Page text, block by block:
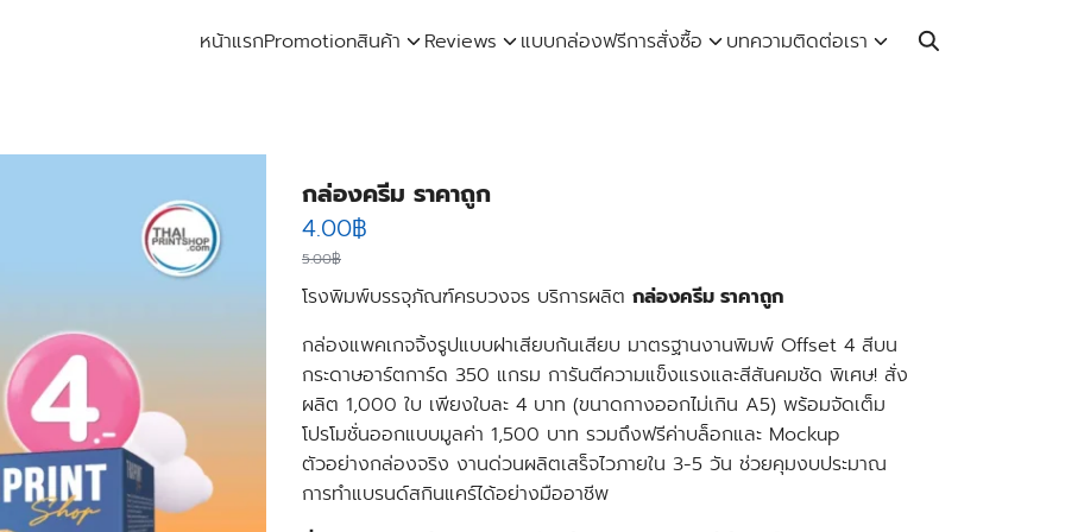
หน้าแรกPromotionสินค้า Reviews แบบกล่องฟรีการสั่งซื้อ บทความติดต่อเรา
กล่องครีม ราคาถูก
5.00฿
Original
price
was:
5.00฿.
4.00฿
is:
4.00฿.
โรงพิมพ์บรรจุภัณฑ์ครบวงจร บริการผลิต กล่องครีม ราคาถูก
กล่องแพคเกจจิ้งรูปแบบฝาเสียบก้นเสียบ มาตรฐานงานพิมพ์ Offset 4 สีบน
กระดาษอาร์ตการ์ด 350 แกรม การันตีความแข็งแรงและสีสันคมชัด พิเศษ! สั่ง
ผลิต 1,000 ใบ เพียงใบละ 4 บาท (ขนาดกางออกไม่เกิน A5) พร้อมจัดเต็ม
โปรโมชั่นออกแบบมูลค่า 1,500 บาท รวมถึงฟรีค่าบล็อกและ Mockup
ตัวอย่างกล่องจริง งานด่วนผลิตเสร็จไวภายใน 3-5 วัน ช่วยคุมงบประมาณ
การทำแบรนด์สกินแคร์ได้อย่างมืออาชีพ